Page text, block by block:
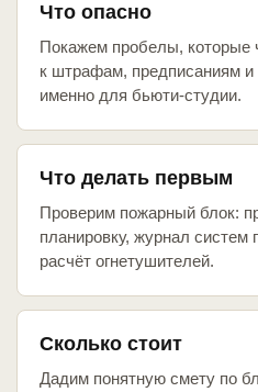
Что опасно
Покажем пробелы, которые
к штрафам, предписаниям
именно для бьюти-студии.
Что делать первым
Проверим пожарный блок:
планировку, журнал
расчёт огнетушителей.
Сколько стоит
Дадим понятную смету по